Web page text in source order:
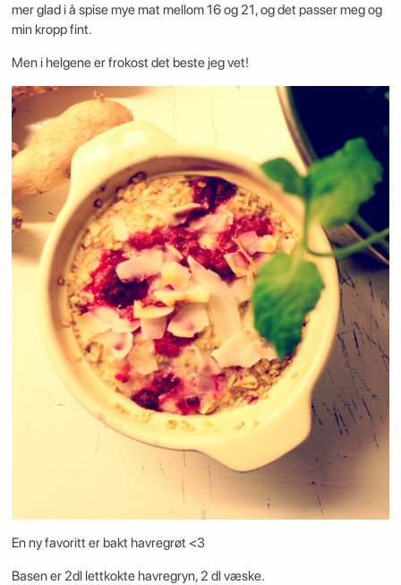
mer glad i å spise mye mat mellom 16 og 21, og det passer meg og
min kropp fint.
Men i helgene er frokost det beste jeg vet!
En ny favoritt er bakt havregrøt <3
Basen er 2dl lettkokte havregryn, 2 dl væske.